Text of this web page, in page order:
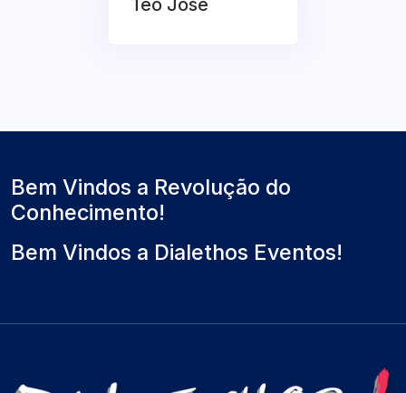
Teo José
Bem Vindos a Revolução do
Conhecimento!
Bem Vindos a Dialethos Eventos!